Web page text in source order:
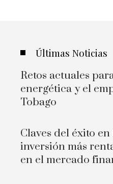
Últimas Noticias
Retos actuales
energética y el
Tobago
Claves del éxito
inversión más
en el mercado